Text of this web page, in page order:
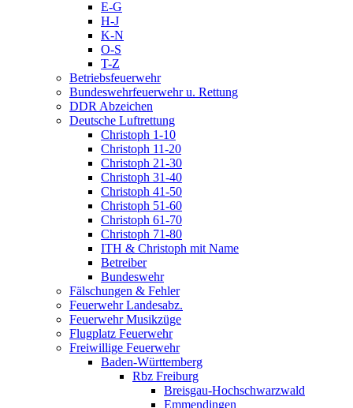
E-G
H-J
K-N
O-S
T-Z
Betriebsfeuerwehr
Bundeswehrfeuerwehr u. Rettung
DDR Abzeichen
Deutsche Luftrettung
Christoph 1-10
Christoph 11-20
Christoph 21-30
Christoph 31-40
Christoph 41-50
Christoph 51-60
Christoph 61-70
Christoph 71-80
ITH & Christoph mit Name
Betreiber
Bundeswehr
Fälschungen & Fehler
Feuerwehr Landesabz.
Feuerwehr Musikzüge
Flugplatz Feuerwehr
Freiwillige Feuerwehr
Baden-Württemberg
Rbz Freiburg
Breisgau-Hochschwarzwald
Emmendingen